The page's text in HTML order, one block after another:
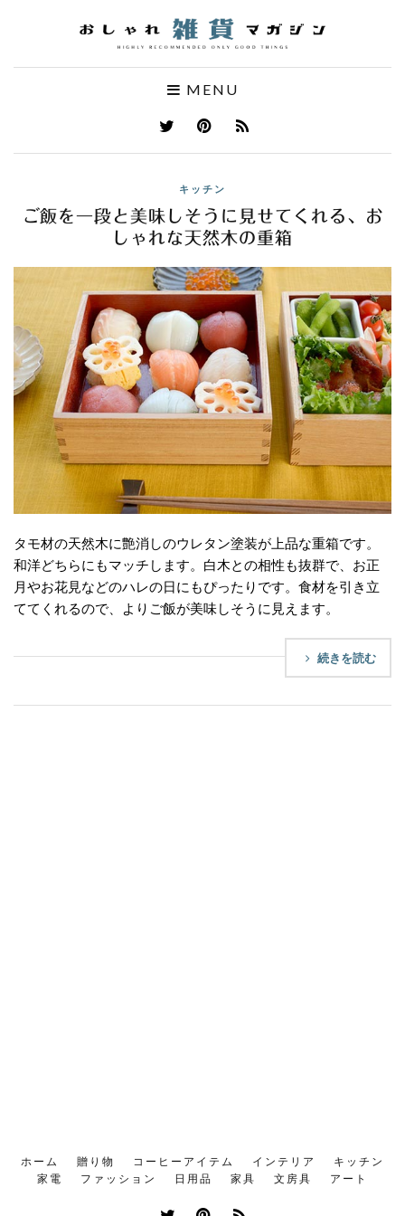
MENU
キッチン
ご飯を一段と美味しそうに見せてくれる、お
しゃれな天然木の重箱
タモ材の天然木に艶消しのウレタン塗装が上品な重箱です。
和洋どちらにもマッチします。白木との相性も抜群で、お正
月やお花見などのハレの日にもぴったりです。食材を引き立
ててくれるので、よりご飯が美味しそうに見えます。
続きを読む
ホーム 贈り物 コーヒーアイテム インテリア
キッチン
家電
ファッション 日用品 家具 文房具 アート